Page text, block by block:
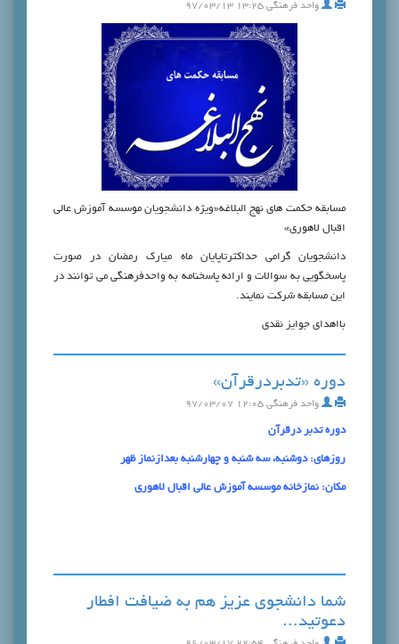
واحد فرهنگی ۱۳:۲۵ ۹۷/۰۳/۱۳
مسابقه حکمت های نهج البلاغه«ویژه دانشجویان موسسه آموزش عالی
اقبال لاهوری»
دانشجویان گرامی حداکثرتاپایان ماه میارک رمضان در صورت
پاسخگویی به سوالات و ارائه پاسخنامه به واحدفرهنگی می توانند در
این مسابقه شرکت نمایند.
بااهدای جوایز نقدی
دوره «تدبردرقرآن»
واحد فرهنگی ۱۲:۰۵ ۹۷/۰۳/۰۷
دوره تدبر درقرآن
روزهای: دوشنبه، سه شنبه و چهارشنبه بعدازنماز ظهر
مکان: نمازخانه موسسه آموزش عالی اقبال لاهوری
شما دانشجوی عزیز هم به ضیافت افطار
دعوتید...